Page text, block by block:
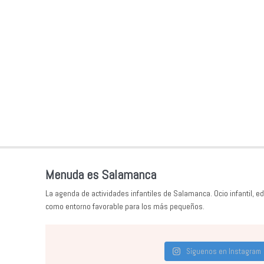
Menuda es Salamanca
La agenda de actividades infantiles de Salamanca. Ocio infantil,
como entorno favorable para los más pequeños.
Síguenos en Instagram